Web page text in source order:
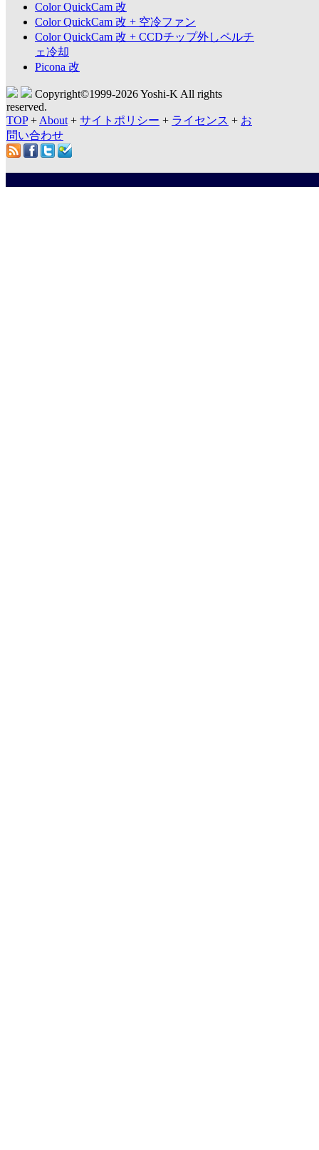
Color QuickCam 改
Color QuickCam 改 + 空冷ファン
Color QuickCam 改 + CCDチップ外しペルチ
ェ冷却
Picona 改
Copyright©1999-2026 Yoshi-K All rights
reserved.
TOP+ About + サイトポリシー + ライセンス + お
問い合わせ